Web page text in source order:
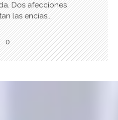
Dos afecciones
las encías...
0